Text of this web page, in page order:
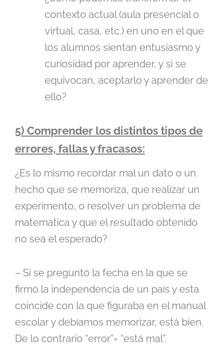
contexto actual (aula presencial o
virtual, casa, etc.) en uno en el que
los alumnos sientan entusiasmo y
curiosidad por aprender, y si se
equivocan, aceptarlo y aprender de
ello?
5) Comprender los distintos tipos de
errores, fallas y fracasos:
¿Es lo mismo recordar mal un dato o un
hecho que se memoriza, que realizar un
experimento, o resolver un problema de
matemática y que el resultado obtenido
no sea el esperado?
– Si se preguntó la fecha en la que se
firmó la independencia de un país y esta
coincide con la que figuraba en el manual
escolar y debíamos memorizar, está bien.
De lo contrario “error”= “está mal”.